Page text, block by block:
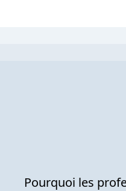
Pourquoi les